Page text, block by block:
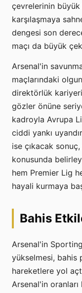
çevrelerinin
karşılaşmaya
dengesi son
maçı da büyük
Arsenal'in
maçlarındaki
direktörlük
gözler önüne
kadroyla Avrupa
ciddi yankı
ise çıkacak
konusunda
hem Premier Lig
hayali kurmaya
Bahis
Arsenal'in
yükselmesi, bahis
hareketlere yol
Arsenal'in